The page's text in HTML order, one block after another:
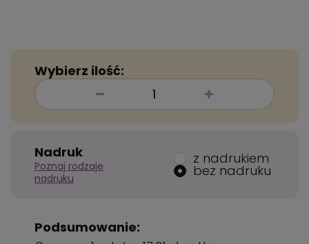
Wybierz ilość:
Nadruk
Poznaj rodzaje
nadruku
z nadrukiem
bez nadruku
Podsumowanie: